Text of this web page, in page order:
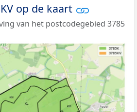
op de kaart
van het postcodegebied 3785